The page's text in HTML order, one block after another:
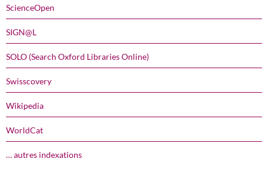
ScienceOpen
SIGN@L
SOLO (Search Oxford Libraries Online)
Swisscovery
Wikipedia
WorldCat
… autres indexations